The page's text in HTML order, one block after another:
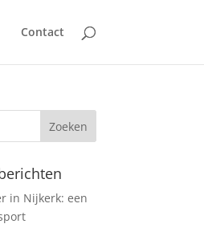
Contact
in Nijkerk: een